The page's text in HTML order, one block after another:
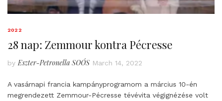
2022
28 nap: Zemmour kontra Pécresse
by Eszter-Petronella SOÓS March 14, 2022
A vasárnapi francia kampányprogramom a március 10-én
megrendezett Zemmour-Pécresse tévévita végignézése volt